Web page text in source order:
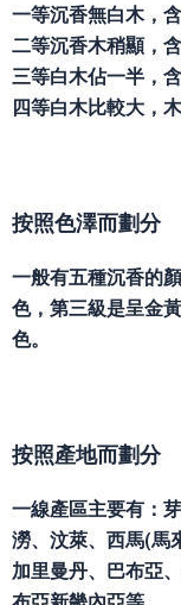
一等沉香無白木，
二等沉香木稍顯，
三等白木佔一半，
四等白木比較大，
按照色澤而劃分
一般有五種沉香的
色，第三級是呈金
色。
按照產地而劃分
一線產區主要有：
澇、汶萊、西馬(馬
加里曼丹、巴布亞